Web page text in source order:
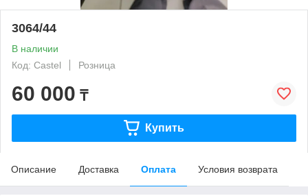
3064/44
В наличии
Код: Castel
Розница
60 000 ₸
Купить
Описание Доставка Оплата Условия возврата